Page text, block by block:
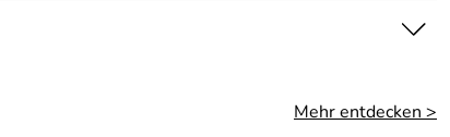
Mehr entdecken >